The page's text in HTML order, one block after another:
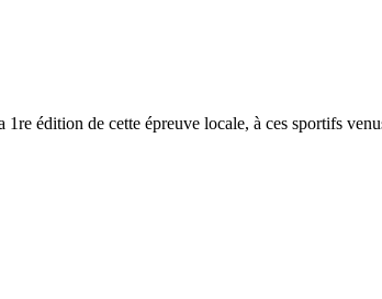
édition de cette épreuve locale, à ces sportifs